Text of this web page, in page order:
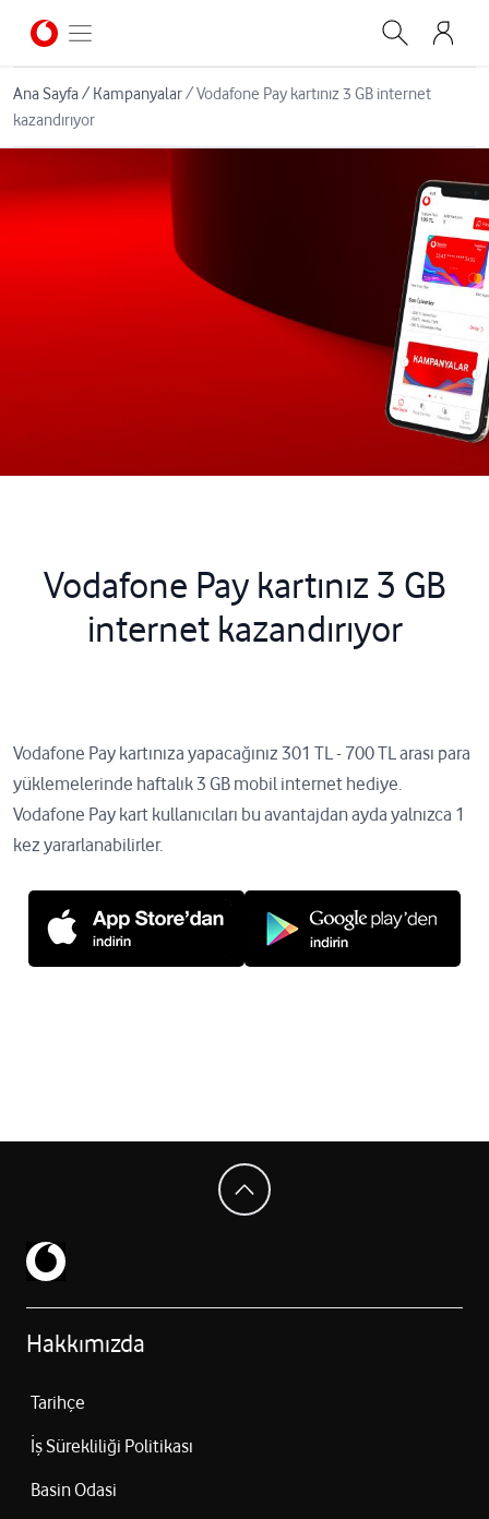
Ana Sayfa/ Kampanyalar/Vodafone Pay kartınız 3 GB internet
kazandırıyor
Vodafone Pay kartınız 3 GB
internet kazandırıyor
Vodafone Pay kartınıza yapacağınız 301 TL - 700 TL arası para
yüklemelerinde haftalık 3 GB mobil internet hediye.
Vodafone Pay kart kullanıcıları bu avantajdan ayda yalnızca 1
kez yararlanabilirler.
Hakkımızda
Tarihçe
İş Sürekliliği Politikası
Basin Odasi